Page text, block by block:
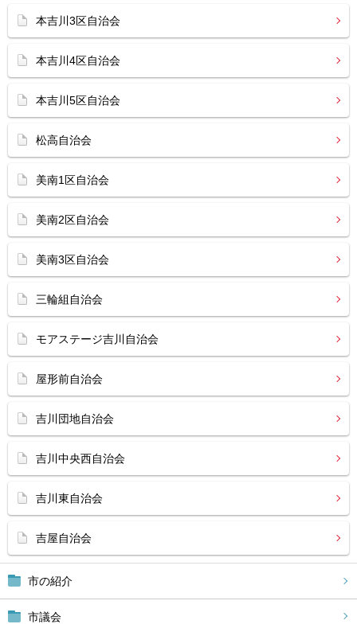
市の紹介
市議会
本吉川3区自治会
本吉川4区自治会
本吉川5区自治会
松高自治会
美南1区自治会
美南2区自治会
美南3区自治会
三輪組自治会
モアステージ吉川自治会
屋形前自治会
吉川団地自治会
吉川中央西自治会
吉川東自治会
吉屋自治会